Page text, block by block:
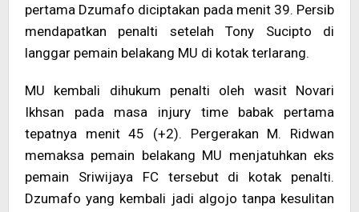
pertama Dzumafo diciptakan pada menit 39. Persib
mendapatkan penalti setelah Tony Sucipto di
langgar pemain belakang MU di kotak terlarang.
MU kembali dihukum penalti oleh wasit Novari
Ikhsan pada masa injury time babak pertama
tepatnya menit 45 (+2). Pergerakan M. Ridwan
memaksa pemain belakang MU menjatuhkan eks
pemain Sriwijaya FC tersebut di kotak penalti.
Dzumafo yang kembali jadi algojo tanpa kesulitan